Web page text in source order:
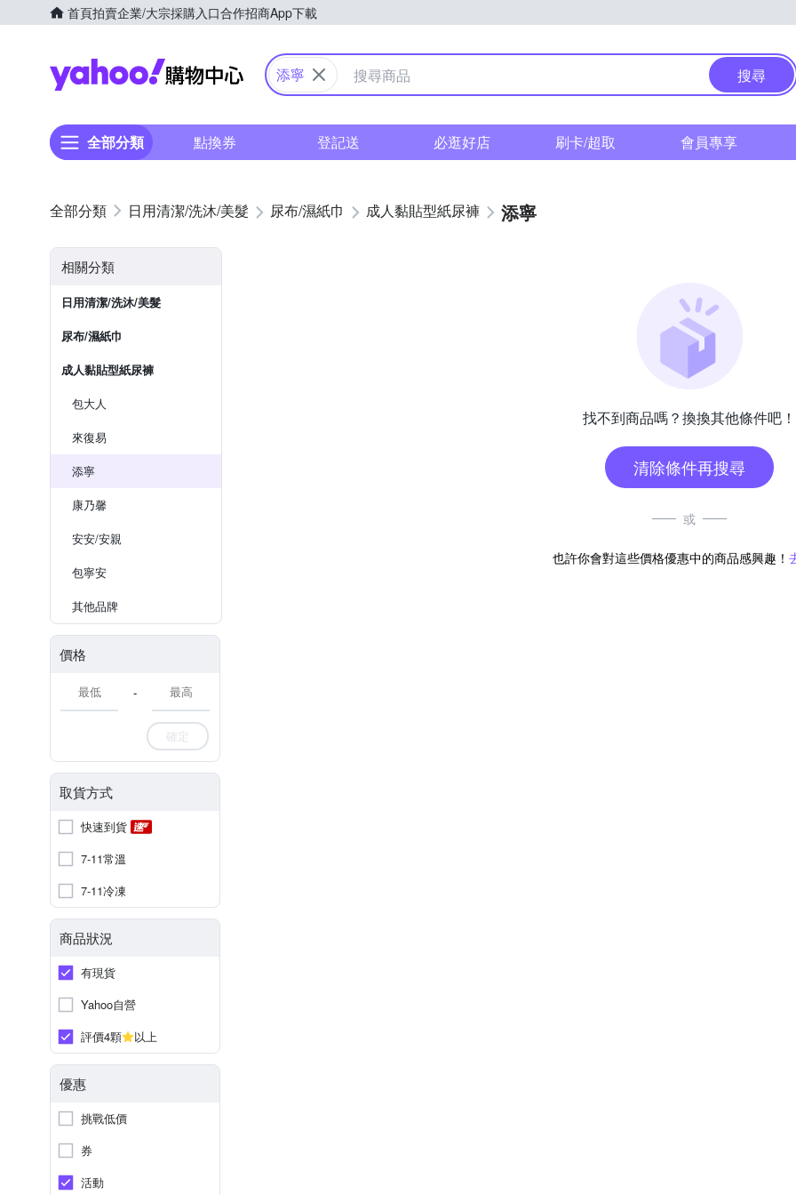
首頁拍賣企業/大宗採購入口合作招商App下載
Yahoo購物中心
添寧 搜尋
全部分類 點換券 登記送 必逛好店 刷卡/超取 會員專享
日用清潔/洗沐/美髮 尿布/濕紙巾 成人黏貼型紙尿褲 添寧
相關分類
日用清潔/洗沐/美髮
尿布/濕紙巾
成人黏貼型紙尿褲
包大人
來復易
添寧
康乃馨
安安/安親
包寧安
其他品牌
價格
-
確定
取貨方式
快速到貨
7-11常溫
7-11冷凍
商品狀況
有現貨
Yahoo自營
評價4顆
以上
優惠
挑戰低價
券
活動
找不到商品嗎？換換其他條件吧！
清除條件再搜尋
或
也許你會對這些價格優惠中的商品感興趣！